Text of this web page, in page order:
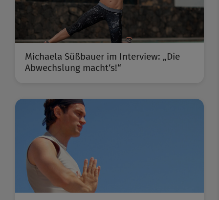
Michaela Süßbauer im Interview: „Die
Abwechslung macht‘s!“